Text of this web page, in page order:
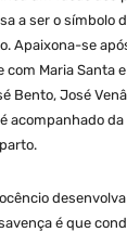
a ser o símbolo
Apaixona-se
com Maria Santa
Bento, José
acompanhado
é que